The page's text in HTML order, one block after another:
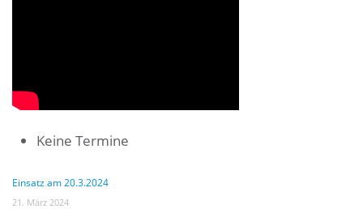
Keine Termine
Einsatz am 20.3.2024
21. März 2024